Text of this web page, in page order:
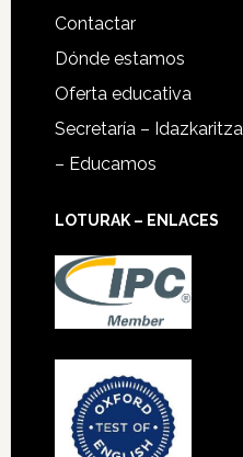
Contactar
Dónde estamos
Oferta educativa
Secretaría – Idazkaritza
– Educamos
LOTURAK – ENLACES